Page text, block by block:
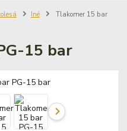
Iné
Tlakomer 15 bar
15 bar